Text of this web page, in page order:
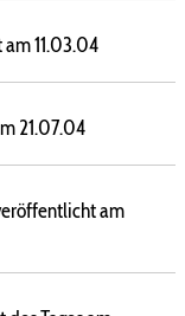
11.03.04
21.07.04
am